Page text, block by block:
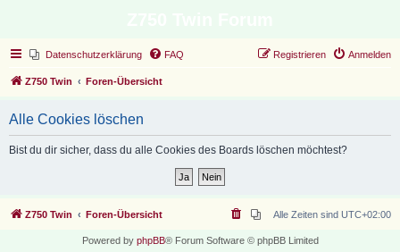
Datenschutzerklärung FAQ Anmelden
Registrieren
Z750 Twin Foren-Übersicht
Alle Cookies löschen
Bist du dir sicher, dass du alle Cookies des Boards löschen möchtest?
Z750 Twin Foren-Übersicht Alle Zeiten sind UTC+02:00
Powered by phpBB® Forum Software © phpBB Limited